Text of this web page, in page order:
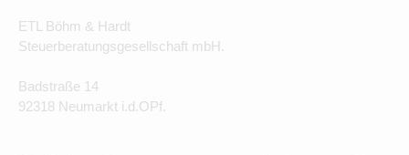
ETL Böhm & Hardt
Steuerberatungsgesellschaft mbH.
Badstraße 14
92318 Neumarkt i.d.OPf.